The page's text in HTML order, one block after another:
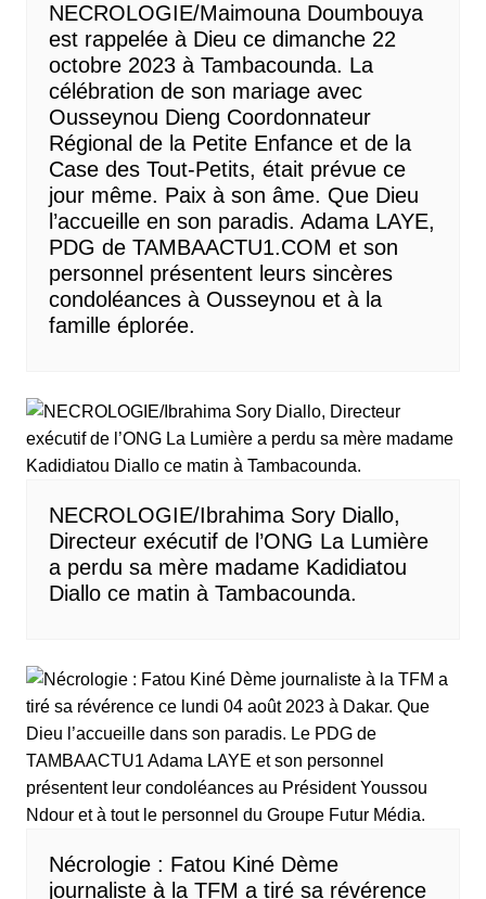
NECROLOGIE/Maimouna Doumbouya
est rappelée à Dieu ce dimanche 22
octobre 2023 à Tambacounda. La
célébration de son mariage avec
Ousseynou Dieng Coordonnateur
Régional de la Petite Enfance et de la
Case des Tout-Petits, était prévue ce
jour même. Paix à son âme. Que Dieu
l’accueille en son paradis. Adama LAYE,
PDG de TAMBAACTU1.COM et son
personnel présentent leurs sincères
condoléances à Ousseynou et à la
famille éplorée.
NECROLOGIE/Ibrahima Sory Diallo,
Directeur exécutif de l’ONG La Lumière
a perdu sa mère madame Kadidiatou
Diallo ce matin à Tambacounda.
Nécrologie : Fatou Kiné Dème
journaliste à la TFM a tiré sa révérence